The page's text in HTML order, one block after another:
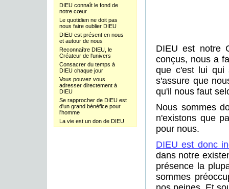
DIEU est notre
conçus, nous a
que c'est lui qui
s'assure que
qu'il nous faut
Nous sommes
n'existons que
pour nous.
DIEU est donc
dans notre
présence la
sommes
DIEU connaît le fond de
notre cœur
Le quotidien ne doit pas
nous faire oublier DIEU
DIEU est présent en nous
et autour de nous
Reconnaître DIEU, le
Créateur de l'univers
Consacrer du temps à
DIEU chaque jour
Vous pouvez vous
adresser directement à
DIEU
Se rapprocher de DIEU est
d'un grand bénéfice pour
l'homme
La vie est un don de DIEU